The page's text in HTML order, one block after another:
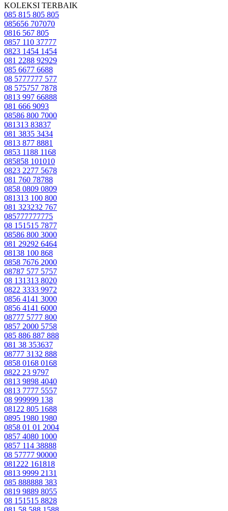
KOLEKSI TERBAIK
085 815 805 805
085656 707070
0816 567 805
0857 110 37777
0823 1454 1454
081 2288 92929
085 6677 6688
08 5777777 577
08 575757 7878
0813 997 66888
081 666 9093
08586 800 7000
081313 83837
081 3835 3434
0813 877 8881
0853 1188 1168
085858 101010
0823 2277 5678
081 760 78788
0858 0809 0809
081313 100 800
081 323232 767
085777777775
08 151515 7877
08586 800 3000
081 29292 6464
08138 100 868
0858 7676 2000
08787 577 5757
08 131313 8020
0822 3333 9972
0856 4141 3000
0856 4141 6000
08777 5777 800
0857 2000 5758
085 886 887 888
081 38 353637
08777 3132 888
0858 0168 0168
0822 23 9797
0813 9898 4040
0813 7777 5557
08 999999 138
08122 805 1688
0895 1980 1980
0858 01 01 2004
0857 4080 1000
0857 114 38888
08 57777 90000
081222 161818
0813 9999 2131
085 888888 383
0819 9889 8055
08 151515 8828